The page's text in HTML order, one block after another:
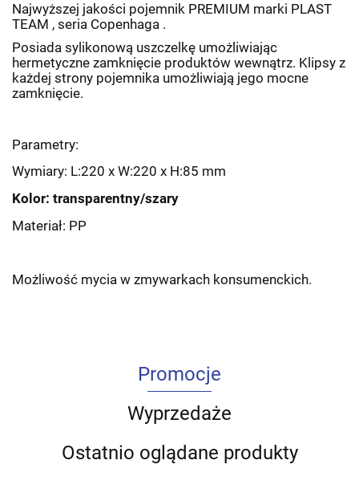
Najwyższej jakości pojemnik PREMIUM marki PLAST
TEAM , seria Copenhaga .
Posiada sylikonową uszczelkę umożliwiając
hermetyczne zamknięcie produktów wewnątrz. Klipsy z
każdej strony pojemnika umożliwiają jego mocne
zamknięcie.
Parametry:
Wymiary: L:220 x W:220 x H:85 mm
Kolor: transparentny/szary
Materiał: PP
Możliwość mycia w zmywarkach konsumenckich.
Promocje
Wyprzedaże
Ostatnio oglądane produkty